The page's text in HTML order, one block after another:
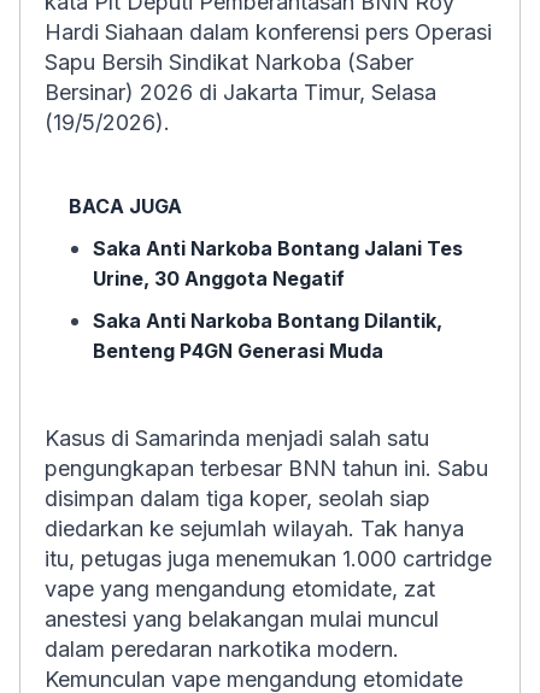
Hardi Siahaan dalam konferensi pers Operasi
Sapu Bersih Sindikat Narkoba (Saber
Bersinar) 2026 di Jakarta Timur, Selasa
(19/5/2026).
BACA JUGA
Saka Anti Narkoba Bontang Jalani Tes
Urine, 30 Anggota Negatif
Saka Anti Narkoba Bontang Dilantik,
Benteng P4GN Generasi Muda
Kasus di Samarinda menjadi salah satu
pengungkapan terbesar BNN tahun ini. Sabu
disimpan dalam tiga koper, seolah siap
diedarkan ke sejumlah wilayah. Tak hanya
itu, petugas juga menemukan 1.000 cartridge
vape yang mengandung etomidate, zat
anestesi yang belakangan mulai muncul
dalam peredaran narkotika modern.
Kemunculan vape mengandung etomidate